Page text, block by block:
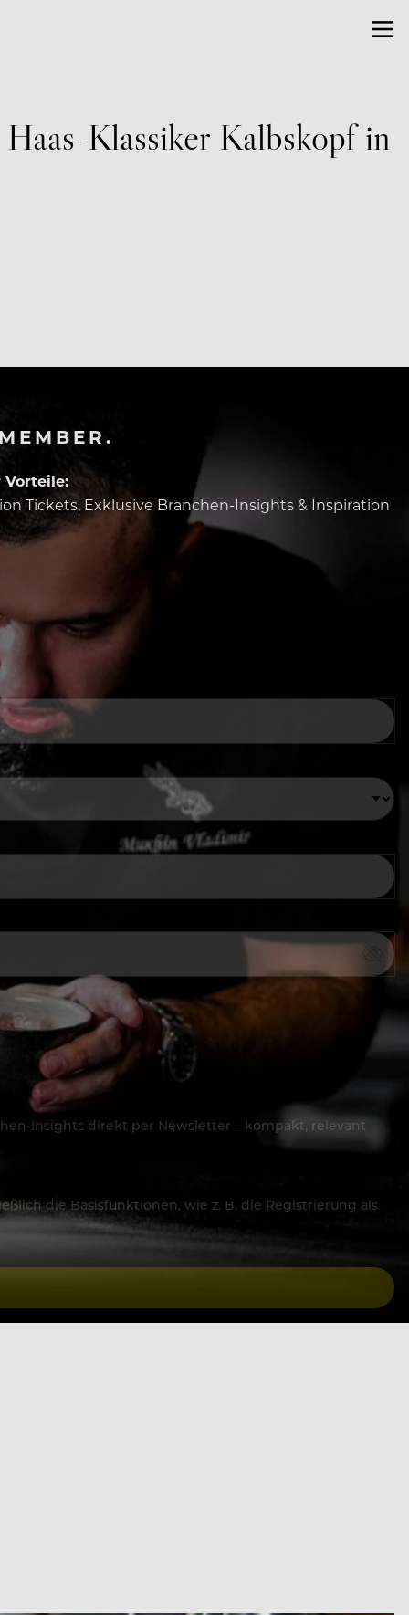
Klassiker Kalbskopf in
Vorteile:
Tickets, Exklusive Branchen-Insights & Inspiration
Insights direkt per Newsletter – kompakt, relevant
die Basisfunktionen, wie z. B. die Registrierung als